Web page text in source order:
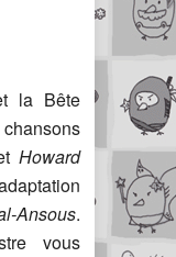
la Bête
Howard
Ansous.
vous